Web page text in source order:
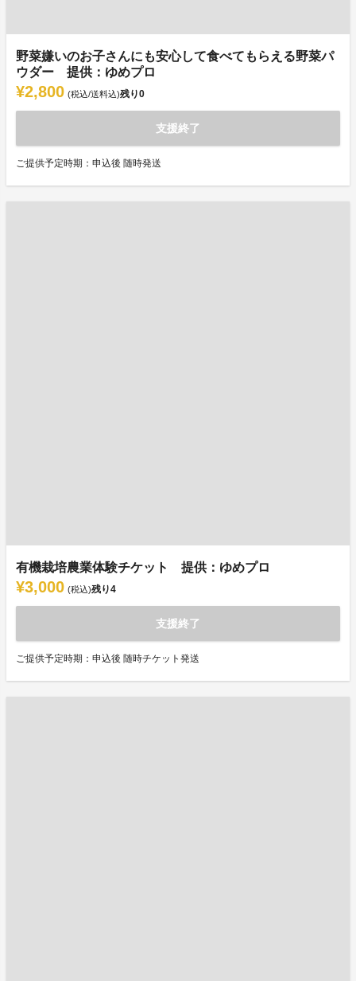
野菜嫌いのお子さんにも安心して食べてもらえる野菜パ
ウダー 提供：ゆめプロ
¥2,800 (税込/送料込)残り0
支援終了
ご提供予定時期：申込後 随時発送
有機栽培農業体験チケット 提供：ゆめプロ
¥3,000 (税込)残り4
支援終了
ご提供予定時期：申込後 随時チケット発送